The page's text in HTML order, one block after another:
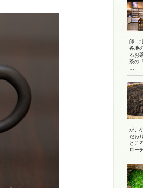
師 北
各地
るお
茶の
が、
だわ
とこ
ロー